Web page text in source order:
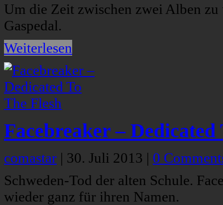
Um die Zeit zwischen zwei Alben
Gaspedal.
Weiterlesen
Facebreaker – Dedicated
comastar | 30. Juli 2013 | 0
Schweden-Tod der alten Schule.
wieder ganz für ihren Namen.